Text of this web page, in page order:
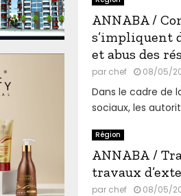
ANNABA /
s’impliquent
et abus des
par chef 08/05/
Dans le cadre de
sociaux, les
Région
ANNABA /
travaux
par chef 08/05/